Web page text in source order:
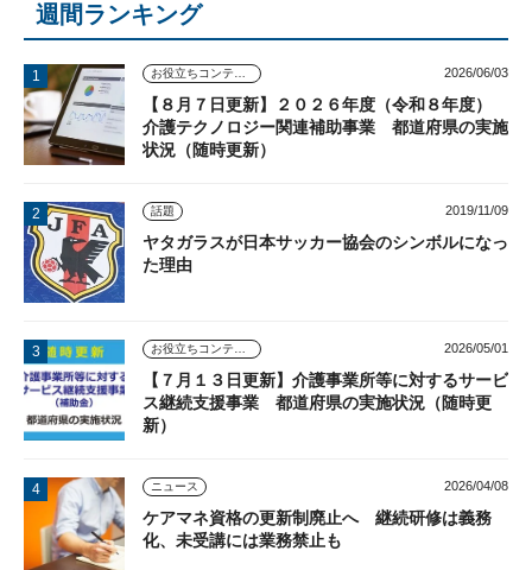
週間ランキング
お役立ちコンテンツ 2026/06/03
【８月７日更新】２０２６年度（令和８年度）
介護テクノロジー関連補助事業 都道府県の実施
状況（随時更新）
話題 2019/11/09
ヤタガラスが日本サッカー協会のシンボルになっ
た理由
お役立ちコンテンツ 2026/05/01
【７月１３日更新】介護事業所等に対するサービ
ス継続支援事業 都道府県の実施状況（随時更
新）
ニュース 2026/04/08
ケアマネ資格の更新制廃止へ 継続研修は義務
化、未受講には業務禁止も